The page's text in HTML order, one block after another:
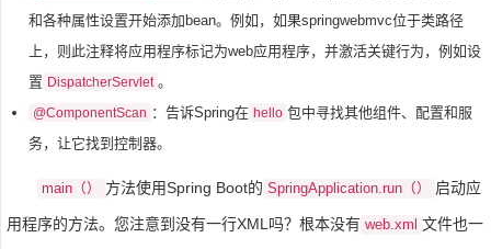
和各种属性设置开始添加bean。例如，如果springwebmvc位于类路径
上，则此注释将应用程序标记为web应用程序，并激活关键行为，例如设
置 DispatcherServlet 。
@ComponentScan ：告诉Spring在 hello 包中寻找其他组件、配置和服
务，让它找到控制器。
main（） 方法使用Spring Boot的 SpringApplication.run（） 启动应
用程序的方法。您注意到没有一行XML吗？根本没有 web.xml 文件也一